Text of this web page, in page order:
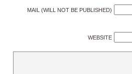
MAIL (WILL NOT BE PUBLISHED)
WEBSITE